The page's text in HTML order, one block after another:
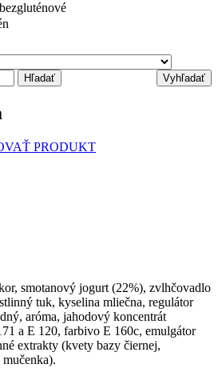
Hľadať Vyhľadať
PRODUKT
smotanový jogurt (22%), zvlhčovadlo
tuk, kyselina mliečna, regulátor
aróma, jahodový koncentrát
a E 120, farbivo E 160c, emulgátor
extrakty (kvety bazy čiernej,